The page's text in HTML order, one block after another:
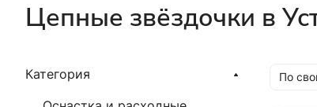
Цепные звёздочки в
По
Категория